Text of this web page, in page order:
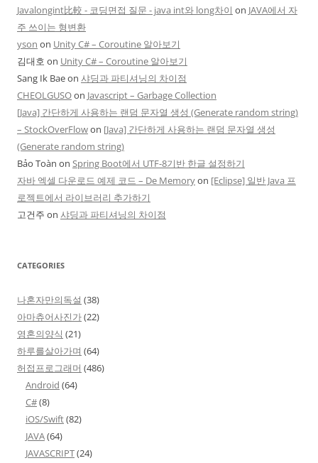
Javalongint比較 - 코딩면접 질문 - java int와 long차이 on JAVA에서 자
주 쓰이는 형변환
yson on Unity C# – Coroutine 알아보기
김대호 on Unity C# – Coroutine 알아보기
Sang Ik Baeon 샤딩과 파티셔닝의 차이점
CHEOLGUSOon Javascript – Garbage Collection
[Java] 간단하게 사용하는 랜덤 문자열 생성 (Generate random string)
– StockOverFlowon [Java] 간단하게 사용하는 랜덤 문자열 생성
(Generate random string)
Bảo Toàn on Spring Boot에서 UTF-8기반 한글 설정하기
자바 엑셀 다운로드 예제 코드 – De Memoryon [Eclipse] 일반 Java 프
로젝트에서 라이브러리 추가하기
고건주 on 샤딩과 파티셔닝의 차이점
CATEGORIES
나혼자만의독설 (38)
아마츄어사진가(22)
영혼의양식 (21)
하루를살아가며 (64)
허접프로그래머 (486)
Android (64)
C#(8)
iOS/Swift(82)
JAVA(64)
JAVASCRIPT(24)